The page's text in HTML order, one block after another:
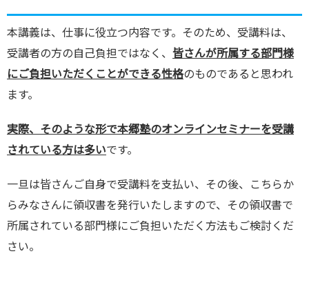
本講義は、仕事に役立つ内容です。そのため、受講料は、
受講者の方の自己負担ではなく、 皆さんが所属する部門様
にご負担いただくことができる性格のものであると思われ
ます。
実際、そのような形で本郷塾のオンラインセミナーを受講
されている方は多いです。
一旦は皆さんご自身で受講料を支払い、その後、こちらか
らみなさんに領収書を発行いたしますので、その領収書で
所属されている部門様にご負担いただく方法もご検討くだ
さい。